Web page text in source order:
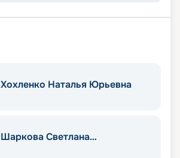
Хохленко Наталья Юрьевна
Шаркова Светлана